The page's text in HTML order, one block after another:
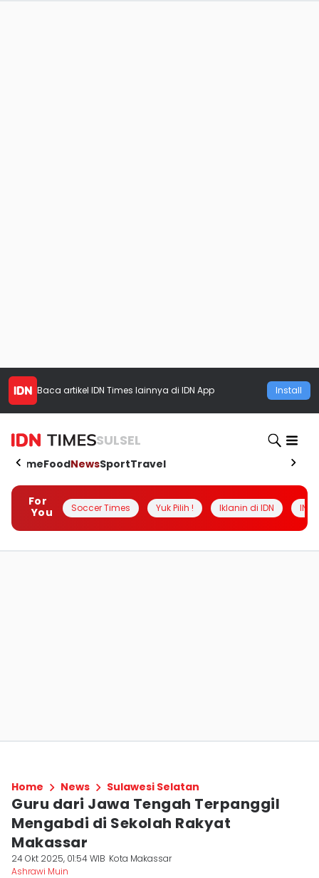
Baca artikel IDN Times lainnya di IDN App Install
SULSEL
HomeFoodNewsSportTravel
For
You
Soccer Times Yuk Pilih ! Iklanin di IDN
Home News Sulawesi Selatan
Guru dari Jawa Tengah Terpanggil
Mengabdi di Sekolah Rakyat
Makassar
24 Okt 2025, 01:54 WIB Kota Makassar
Ashrawi Muin